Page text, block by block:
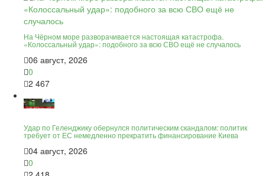
На Чёрном море разворачивается настоящая катастрофа.
«Колоссальный удар»: подобного за всю СВО ещё не случалось
06 август, 2026
0
2 467
Удар по Геленджику обернулся политическим скандалом: политик
требует от ЕС немедленно прекратить финансирование Киева
04 август, 2026
0